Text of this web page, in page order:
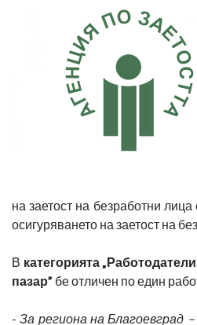
на заетост на безработни
осигуряването на заетост на
В категорията
пазар” бе отличен по един
-За региона на Благоевград